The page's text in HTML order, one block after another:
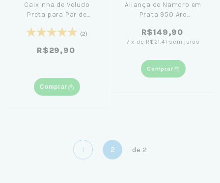
Caixinha de Veludo
Preta para Par de
(2)
R$29,90
Comprar
Aliança de Namoro em
Prata 950 Aro
R$149,90
7 x de R$21,41 sem juros
Comprar
1 2 de 2